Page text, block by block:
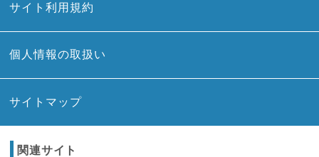
サイト利用規約
個人情報の取扱い
サイトマップ
関連サイト